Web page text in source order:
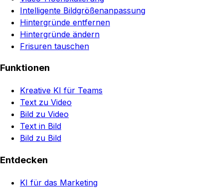
Intelligente Bildgrößenanpassung
Hintergründe entfernen
Hintergründe ändern
Frisuren tauschen
Funktionen
Kreative KI für Teams
Text zu Video
Bild zu Video
Text in Bild
Bild zu Bild
Entdecken
KI für das Marketing